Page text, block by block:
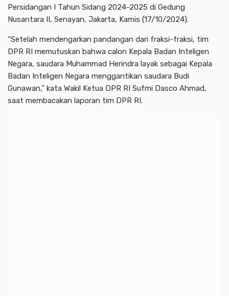
Persidangan I Tahun Sidang 2024-2025 di Gedung
Nusantara II, Senayan, Jakarta, Kamis (17/10/2024).
“Setelah mendengarkan pandangan dari fraksi-fraksi, tim
DPR RI memutuskan bahwa calon Kepala Badan Inteligen
Negara, saudara Muhammad Herindra layak sebagai Kepala
Badan Inteligen Negara menggantikan saudara Budi
Gunawan,” kata Wakil Ketua DPR RI Sufmi Dasco Ahmad,
saat membacakan laporan tim DPR RI.